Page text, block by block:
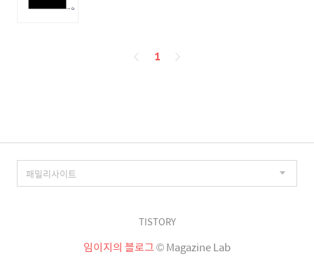
페
1
TISTORY
임이지의 블로그© Magazine Lab